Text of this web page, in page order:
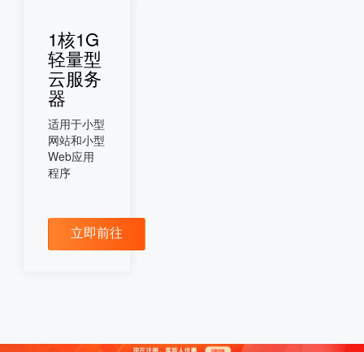
1核1G
轻量型
云服务
器
适用于小型
网站和小型
Web应用
程序
立即前往